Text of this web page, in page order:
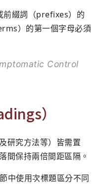
前綴詞（prefixes）的
）的第一個字母必須
Control
）
研究方法等）皆需置
間保持兩倍間距區隔。
中使用次標題區分不同